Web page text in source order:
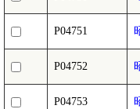
究セ
P04751
P04752
P04753